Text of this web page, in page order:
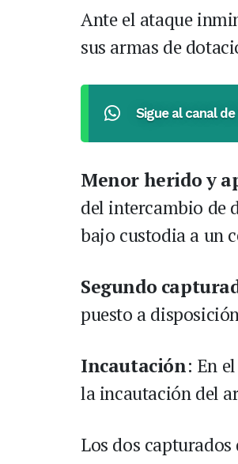
Ante el ataque
sus armas de
Sigue al canal
Menor herido y
del intercambio de
bajo custodia a un
Segundo
puesto a
Incautación: En
la incautación del
Los dos